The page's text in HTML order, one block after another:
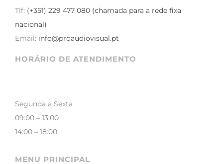
Tlf: (+351) 229 477 080 (chamada para a rede fixa
nacional)
Email: info@proaudiovisual.pt
HORÁRIO DE ATENDIMENTO
Segunda a Sexta
09:00 – 13:00
14:00 – 18:00
MENU PRINCIPAL